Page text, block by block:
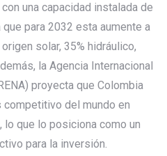
una capacidad instalada de
para 2032 esta aumente a
solar, 35% hidráulico,
la Agencia Internacional
proyecta que Colombia
del mundo en
lo que lo posiciona como un
para la inversión.